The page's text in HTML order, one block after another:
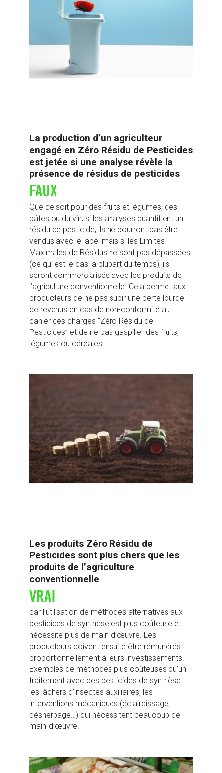
La production d’un agriculteur
engagé en Zéro Résidu de Pesticides
est jetée si une analyse révèle la
présence de résidus de pesticides
FAUX
Que ce soit pour des fruits et légumes, des
pâtes ou du vin, si les analyses quantifient un
résidu de pesticide, ils ne pourront pas être
vendus avec le label mais si les Limites
Maximales de Résidus ne sont pas dépassées
(ce qui est le cas la plupart du temps), ils
seront commercialisés avec les produits de
l’agriculture conventionnelle. Cela permet aux
producteurs de ne pas subir une perte lourde
de revenus en cas de non-conformité au
cahier des charges “Zéro Résidu de
Pesticides” et de ne pas gaspiller des fruits,
légumes ou céréales.
Les produits Zéro Résidu de
Pesticides sont plus chers que les
produits de l’agriculture
conventionnelle
VRAI
car l’utilisation de méthodes alternatives aux
pesticides de synthèse est plus coûteuse et
nécessite plus de main-d’œuvre. Les
producteurs doivent ensuite être rémunérés
proportionnellement à leurs investissements.
Exemples de méthodes plus coûteuses qu’un
traitement avec des pesticides de synthèse :
les lâchers d’insectes auxiliaires, les
interventions mécaniques (éclaircissage,
désherbage…) qui nécessitent beaucoup de
main-d’œuvre.